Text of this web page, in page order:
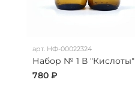
арт. НФ-00022324
Набор № 1 В "Кислоты"
780 ₽